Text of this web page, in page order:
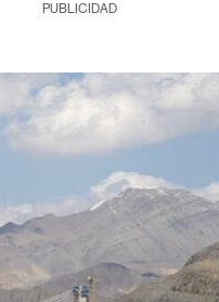
PUBLICIDAD